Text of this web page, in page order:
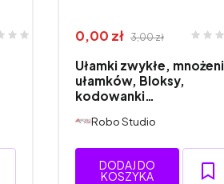
0,00 zł 3,00 zł
Ułamki zwykłe,
ułamków, Bloksy,
kodowanki…
Robo Studio
DODAJ DO
KOSZYKA